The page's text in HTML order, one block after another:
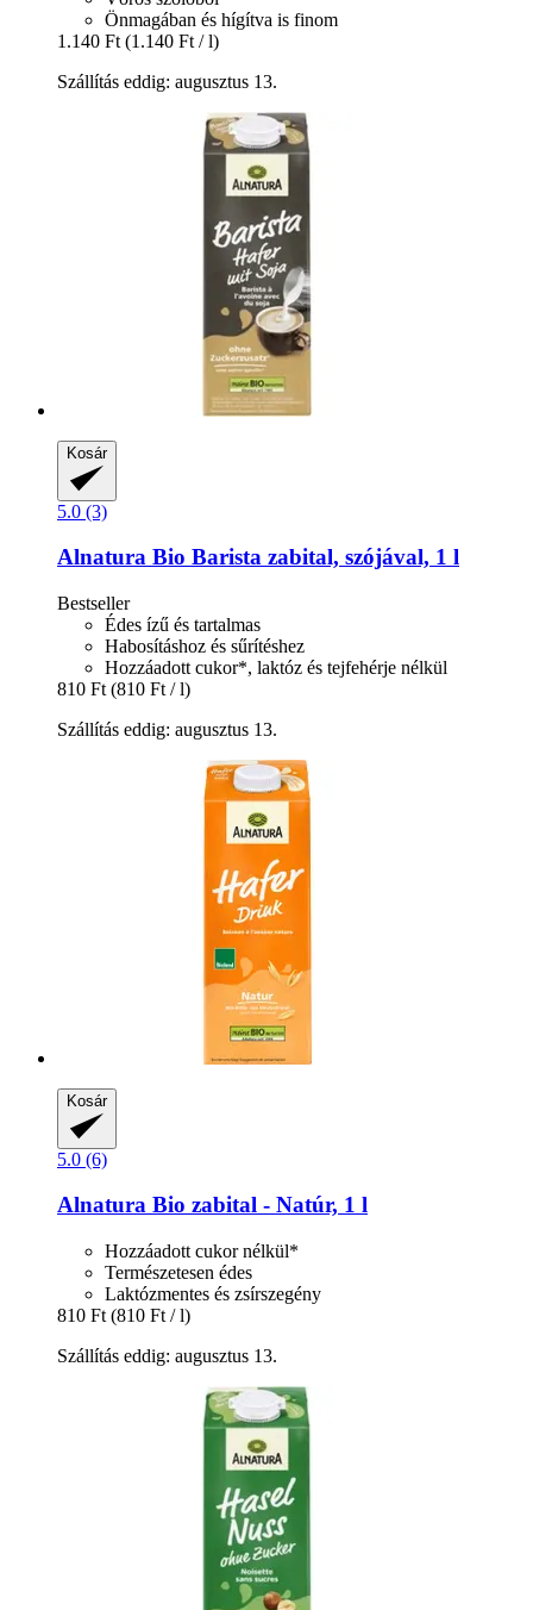
Önmagában és hígítva is finom
1.140 Ft (1.140 Ft / l)
Szállítás eddig: augusztus 13.
Kosár
5.0 (3)
Alnatura Bio Barista zabital, szójával, 1 l
Bestseller
Édes ízű és tartalmas
Habosításhoz és sűrítéshez
Hozzáadott cukor*, laktóz és tejfehérje nélkül
810 Ft (810 Ft / l)
Szállítás eddig: augusztus 13.
Kosár
5.0 (6)
Alnatura Bio zabital -​ Natúr, 1 l
Hozzáadott cukor nélkül*
Természetesen édes
Laktózmentes és zsírszegény
810 Ft (810 Ft / l)
Szállítás eddig: augusztus 13.